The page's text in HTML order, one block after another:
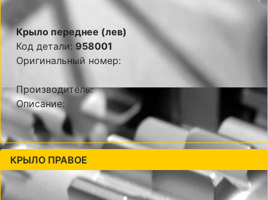
Крыло переднее (лев)
Код детали: 958001
Оригинальный номер:
Производитель:
Описание:
КРЫЛО ПРАВОЕ